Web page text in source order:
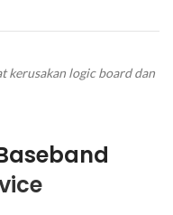
kerusakan logic board dan